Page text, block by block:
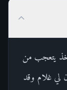
أخذ يتعجب من
لي غلام وقد